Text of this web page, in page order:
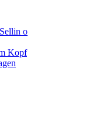
o
Kopf